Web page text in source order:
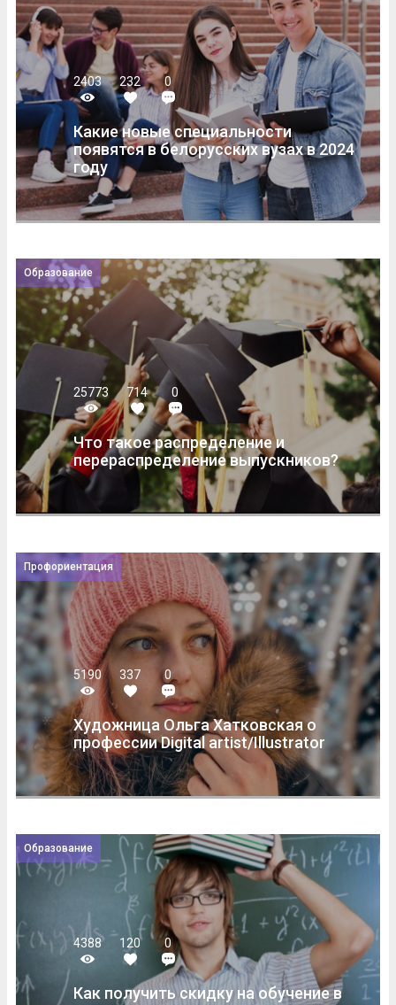
2403 232 0
Какие новые специальности
появятся в белорусских вузах в 2024
году
Образование
25773 714 0
Что такое распределение и
перераспределение выпускников?
Профориентация
5190 337 0
Художница Ольга Хатковская о
профессии Digital artist/Illustrator
Образование
4388 120 0
Как получить скидку на обучение в